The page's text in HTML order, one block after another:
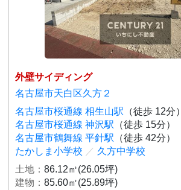
外壁サイディング
名古屋市天白区久方２
名古屋市桜通線 相生山駅 （徒歩 12分）
名古屋市桜通線 神沢駅 （徒歩 15分）
名古屋市鶴舞線 平針駅 （徒歩 42分）
たかしま小学校 ／ 久方中学校
土地：86.12㎡(26.05坪)
建物：85.60㎡(25.89坪)